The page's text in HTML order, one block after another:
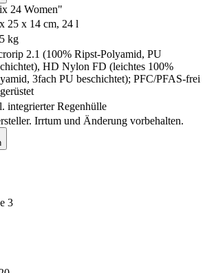
24 Women"
25 x 14 cm, 24 l
kg
2.1 (100% Ripst-Polyamid, PU
HD Nylon FD (leichtes 100%
3fach PU beschichtet); PFC/PFAS-frei
integrierter Regenhülle
Irrtum und Änderung vorbehalten.
3